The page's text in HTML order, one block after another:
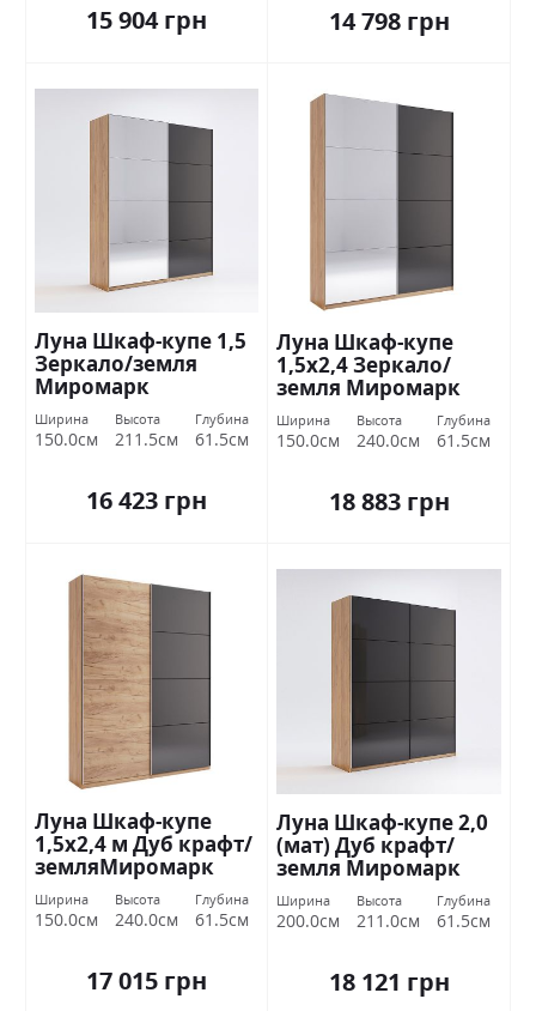
15 904 грн 14 798 грн
Луна Шкаф-купе 1,5
Зеркало/земля
Миромарк
Ширина
150.0см
Высота
211.5см
Глубина
61.5см
16 423 грн
Луна Шкаф-купе
1,5х2,4 Зеркало/
земля Миромарк
Ширина
150.0см
Высота
240.0см
Глубина
61.5см
18 883 грн
Луна Шкаф-купе
1,5х2,4 м Дуб крафт/
земляМиромарк
Ширина
150.0см
Высота
240.0см
Глубина
61.5см
17 015 грн
Луна Шкаф-купе 2,0
(мат) Дуб крафт/
земля Миромарк
Ширина
200.0см
Высота
211.0см
Глубина
61.5см
18 121 грн